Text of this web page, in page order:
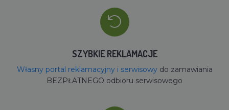
SZYBKIE REKLAMACJE
Własny portal reklamacyjny i serwisowydo zamawiania
BEZPŁATNEGO odbioru serwisowego